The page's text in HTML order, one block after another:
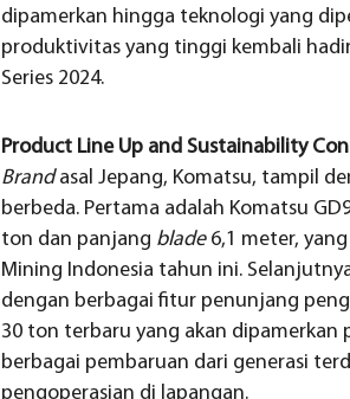
dipamerkan hingga teknologi yang
produktivitas yang tinggi kembali
Series 2024.
Product Line Up and Sustainability
Brandasal Jepang, Komatsu, tampil
berbeda. Pertama adalah Komatsu
ton dan panjang blade6,1 meter,
Mining Indonesia tahun ini.
dengan berbagai fitur penunjang
30 ton terbaru yang akan dipamerkan
berbagai pembaruan dari generasi
pengoperasian di lapangan.